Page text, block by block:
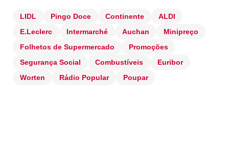
LIDL Pingo Doce Continente
ALDI
E.Leclerc
Intermarché Auchan
Minipreço
Folhetos de Supermercado
Promoções
Segurança Social
Combustíveis
Euribor
Worten
Rádio Popular Poupar